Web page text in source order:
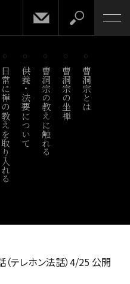
日常に禅の教えを取り入れる供養・法要について曹洞宗の教えに触れる 曹洞宗の坐禅 曹洞宗とは
（テレホン法話）4/25 公開